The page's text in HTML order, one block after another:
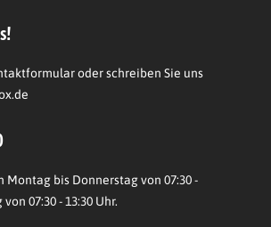
oder schreiben Sie uns
Montag bis Donnerstag von 07:30 -
07:30 - 13:30 Uhr.